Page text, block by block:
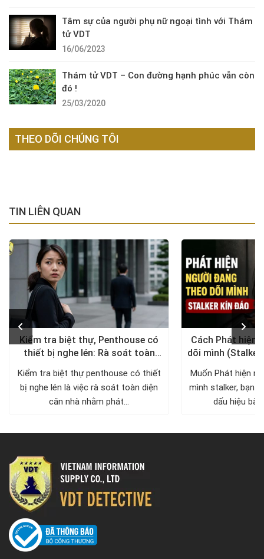
Tâm sự của người phụ nữ ngoại tình với Thám
tử VDT
16/06/2023
Thám tử VDT – Con đường hạnh phúc vẫn còn
đó !
25/03/2020
THEO DÕI CHÚNG TÔI
TIN LIÊN QUAN
Kiểm tra biệt thự, Penthouse có
thiết bị nghe lén: Rà soát toàn
Kiểm tra biệt thự penthouse có thiết
bị nghe lén là việc rà soát toàn diện
căn nhà nhằm phát...
Cách Phát hiện
dõi mình
Muốn Phát hiện
mình stalker, bạn
dấu hiệu bất